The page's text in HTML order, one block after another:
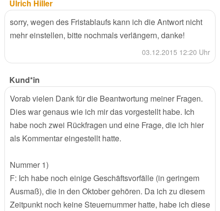
Ulrich Hiller
sorry, wegen des Fristablaufs kann ich die Antwort nicht
mehr einstellen, bitte nochmals verlängern, danke!
03.12.2015 12:20 Uhr
Kund*in
Vorab vielen Dank für die Beantwortung meiner Fragen.
Dies war genaus wie ich mir das vorgestellt habe. Ich
habe noch zwei Rückfragen und eine Frage, die ich hier
als Kommentar eingestellt hatte.
Nummer 1)
F: Ich habe noch einige Geschäftsvorfälle (in geringem
Ausmaß), die in den Oktober gehören. Da ich zu diesem
Zeitpunkt noch keine Steuernummer hatte, habe ich diese